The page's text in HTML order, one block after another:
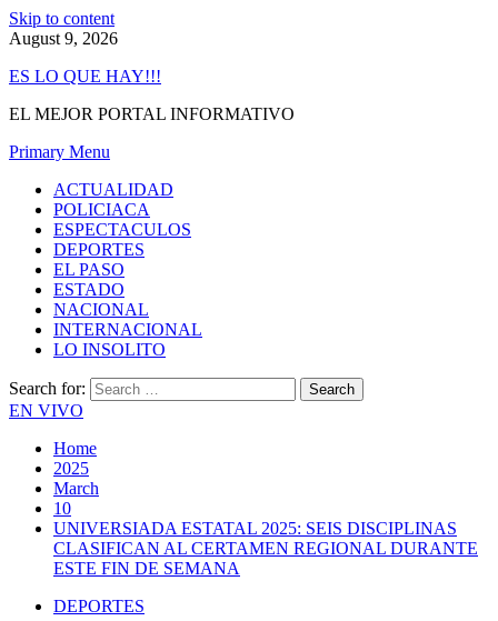
Skip to content
August 9, 2026
ES LO QUE HAY!!!
EL MEJOR PORTAL INFORMATIVO
Primary Menu
ACTUALIDAD
POLICIACA
ESPECTACULOS
DEPORTES
EL PASO
ESTADO
NACIONAL
INTERNACIONAL
LO INSOLITO
Search for:
EN VIVO
Home
2025
March
10
UNIVERSIADA ESTATAL 2025: SEIS DISCIPLINAS
CLASIFICAN AL CERTAMEN REGIONAL DURANTE
ESTE FIN DE SEMANA
DEPORTES